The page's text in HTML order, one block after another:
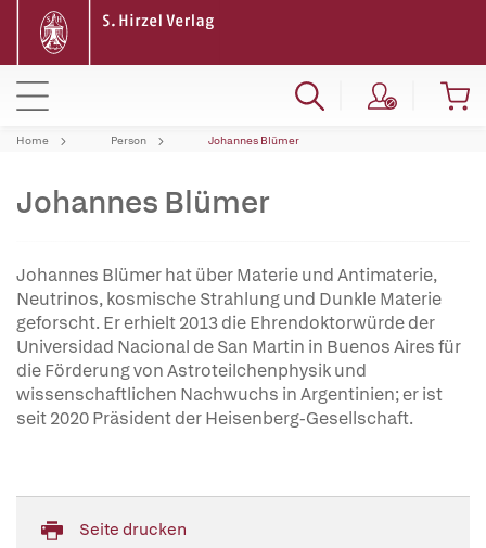
Home Person Johannes Blümer
Johannes Blümer
Johannes Blümer hat über Materie und Antimaterie,
Neutrinos, kosmische Strahlung und Dunkle Materie
geforscht. Er erhielt 2013 die Ehrendoktorwürde der
Universidad Nacional de San Martin in Buenos Aires für
die Förderung von Astroteilchenphysik und
wissenschaftlichen Nachwuchs in Argentinien; er ist
seit 2020 Präsident der Heisenberg-Gesellschaft.
Seite drucken